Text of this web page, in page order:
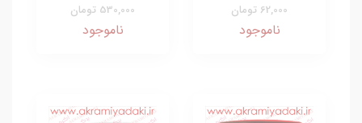
62,000 تومان
ناموجود
530,000 تومان
ناموجود